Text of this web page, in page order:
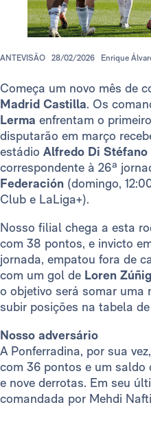
ANTEVISÃO 28/02/2026 Enrique
Começa um novo mês de
Madrid Castilla. Os
Lerma enfrentam o
disputarão em março
estádio Alfredo Di Stéfano
correspondente à 26ª
Federación (domingo,
Club e LaLiga+).
Nosso filial chega a esta
com 38 pontos, e invicto
jornada, empatou fora de
com um gol de Loren
o objetivo será somar uma
subir posições na tabela
Nosso adversário
A Ponferradina, por sua
com 36 pontos e um saldo
e nove derrotas. Em seu
comandada por Mehdi